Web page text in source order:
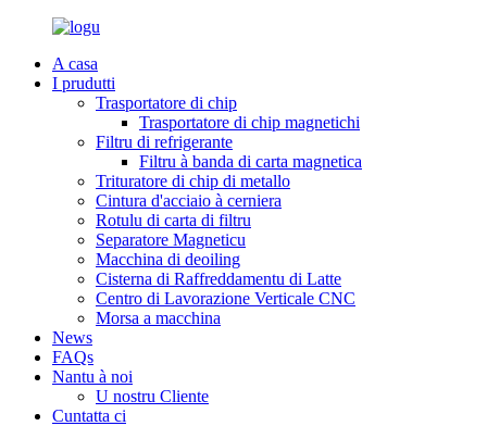
A casa
I prudutti
Trasportatore di chip
Trasportatore di chip magnetichi
Filtru di refrigerante
Filtru à banda di carta magnetica
Trituratore di chip di metallo
Cintura d'acciaio à cerniera
Rotulu di carta di filtru
Separatore Magneticu
Macchina di deoiling
Cisterna di Raffreddamentu di Latte
Centro di Lavorazione Verticale CNC
Morsa a macchina
News
FAQs
Nantu à noi
U nostru Cliente
Cuntatta ci